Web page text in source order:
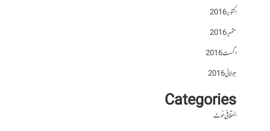
اکتوبر 2016
ستمبر 2016
اگست 2016
جولائی 2016
Categories
اختلافی نوٹ